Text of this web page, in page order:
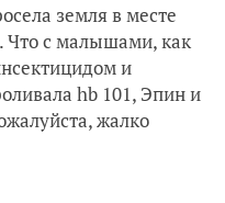
земля в месте
с малышами, как
и
hb 101, Эпин и
жалко